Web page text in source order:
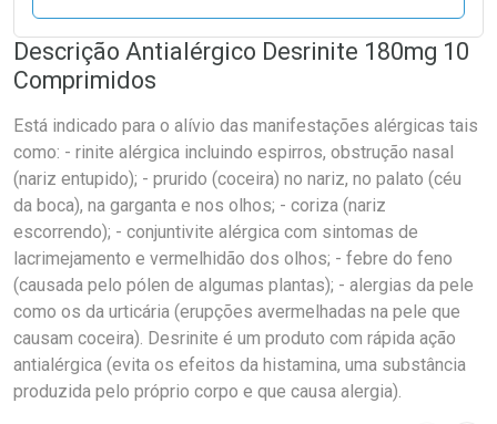
Descrição Antialérgico Desrinite 180mg 10
Comprimidos
Está indicado para o alívio das manifestações alérgicas tais
como: - rinite alérgica incluindo espirros, obstrução nasal
(nariz entupido); - prurido (coceira) no nariz, no palato (céu
da boca), na garganta e nos olhos; - coriza (nariz
escorrendo); - conjuntivite alérgica com sintomas de
lacrimejamento e vermelhidão dos olhos; - febre do feno
(causada pelo pólen de algumas plantas); - alergias da pele
como os da urticária (erupções avermelhadas na pele que
causam coceira). Desrinite é um produto com rápida ação
antialérgica (evita os efeitos da histamina, uma substância
produzida pelo próprio corpo e que causa alergia).